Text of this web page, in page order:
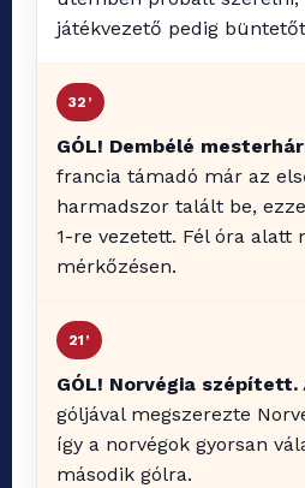
játékvezető pedig
32’
GÓL! Dembélé
francia támadó már az
harmadszor talált be,
1-re vezetett. Fél óra alatt
mérkőzésen.
21’
GÓL! Norvégia szépített.
góljával megszerezte
így a norvégok gyorsan
második gólra.